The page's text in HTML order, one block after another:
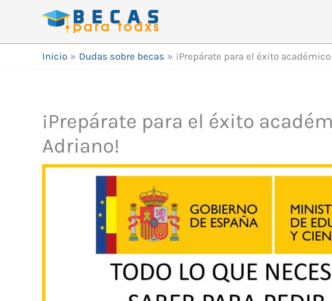
Inicio Dudas sobre becas ¡Prepárate para el éxito
¡Prepárate para el éxito
Adriano!